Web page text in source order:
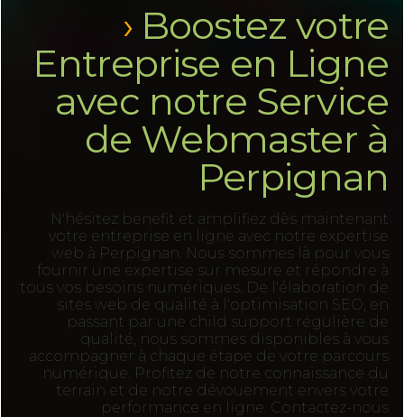
Boostez votre
Entreprise en Ligne
avec notre Service
de Webmaster à
Perpignan
N'hésitez benefit et amplifiez dès maintenant
votre entreprise en ligne avec notre expertise
web à Perpignan. Nous sommes là pour vous
fournir une expertise sur mesure et répondre à
tous vos besoins numériques. De l'élaboration de
sites web de qualité à l'optimisation SEO, en
passant par une child support régulière de
qualité, nous sommes disponibles à vous
accompagner à chaque étape de votre parcours
numérique. Profitez de notre connaissance du
terrain et de notre dévouement envers votre
performance en ligne. Contactez-nous